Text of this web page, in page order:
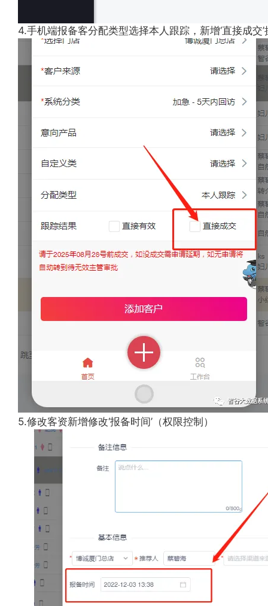
4.手机端报备客分配类型选择本人跟踪，新增‘直接成交’
5.修改客资新增修改‘报备时间’（权限控制）